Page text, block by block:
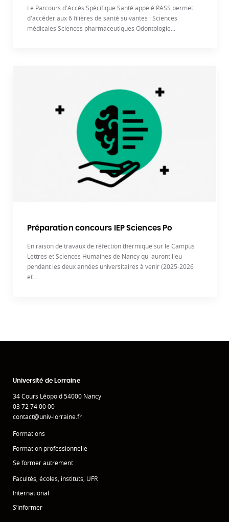
Le Parcours d'Accès Spécifique Santé appelé PASS permet
d'accéder aux 6 filières de santé suivantes : Sciences
médicales Sciences pharmaceutiques Odontologie...
Préparation concours IEP Sciences Po
En raison de travaux de réfection thermique sur le Campus
Lettres et Sciences Humaines de Nancy qui auront lieu
pendant les deux années universitaires à venir (2025-2026
et...
Université de Lorraine
34 Cours Léopold 54000 Nancy
03 72 74 00 00
contact@univ-lorraine.fr
Formations
Formation professionnelle
Se former autrement
Facultés, écoles, instituts, UFR
International
S’informer